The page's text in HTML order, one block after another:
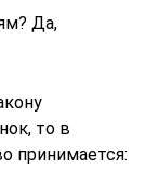
Да,
то в
принимается: